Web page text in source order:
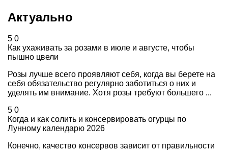
Актуально
5 0
Как ухаживать за розами в июле и августе, чтобы
пышно цвели
Розы лучше всего проявляют себя, когда вы берете на
себя обязательство регулярно заботиться о них и
уделять им внимание. Хотя розы требуют большего ...
5 0
Когда и как солить и консервировать огурцы по
Лунному календарю 2026
Конечно, качество консервов зависит от правильности